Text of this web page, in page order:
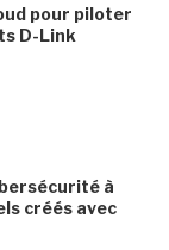
pour piloter
D-Link
à
créés avec